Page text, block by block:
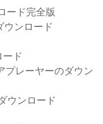
ード完全版
ウンロード
ド
プレーヤーのダウン
ウンロード